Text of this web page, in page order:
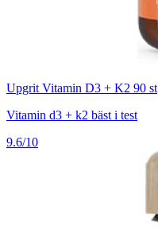
Upgrit Vitamin D3 + K2 90 st
Vitamin d3 + k2 bäst i test
9.6/10